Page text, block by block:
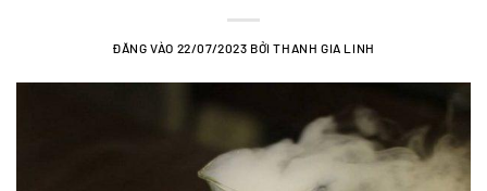
ĐĂNG VÀO 22/07/2023 BỞITHANH GIA LINH